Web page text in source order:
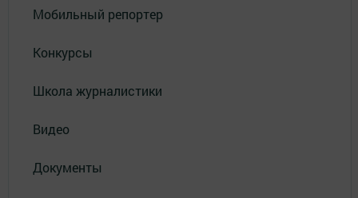
Мобильный репортер
Конкурсы
Школа журналистики
Видео
Документы